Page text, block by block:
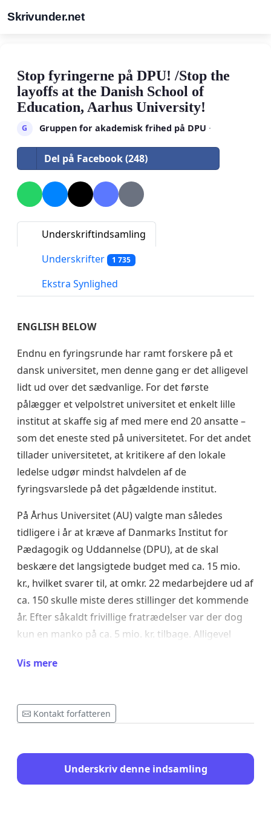
Skrivunder.net
Stop fyringerne på DPU! /Stop the
layoffs at the Danish School of
Education, Aarhus University!
G Gruppen for akademisk frihed på DPU ·
Del på Facebook (248)
Underskriftindsamling
Underskrifter
1 735
Ekstra Synlighed
ENGLISH BELOW
Endnu en fyringsrunde har ramt forskere på et
dansk universitet, men denne gang er det alligevel
lidt ud over det sædvanlige. For det første
pålægger et velpolstret universitet et enkelt lille
institut at skaffe sig af med mere end 20 ansatte –
som det eneste sted på universitetet. For det andet
tillader universitetet, at kritikere af den lokale
ledelse udgør mindst halvdelen af de
fyringsvarslede på det pågældende institut.
På Århus Universitet (AU) valgte man således
tidligere i år at kræve af Danmarks Institut for
Pædagogik og Uddannelse (DPU), at de skal
beskære det langsigtede budget med ca. 15 mio.
kr., hvilket svarer til, at omkr. 22 medarbejdere ud af
ca. 150 skulle miste deres stillinger det kommende
år. Efter såkaldt frivillige fratrædelser var der dog
kun en manko på ca. 5 mio. kr. tilbage. Alligevel
(VIP) skulle varsles fyret.
universitetsdirektør samtidigt melder om en robust
inden varslingen havde deltaget i en kritisk
mailudveksling om fyringsprocessen med rektor,
Vis mere
Kontakt forfatteren
Underskriv denne indsamling